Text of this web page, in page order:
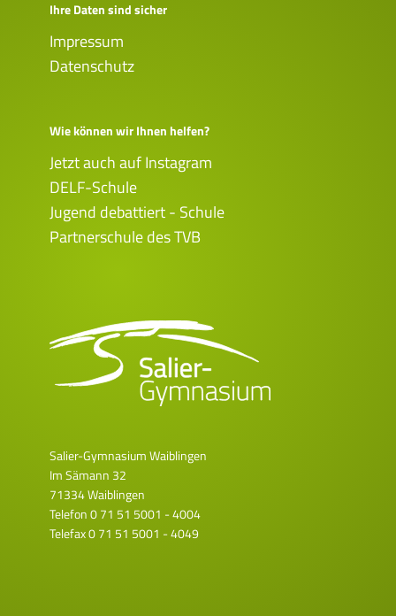
Salier-Gymnasium Waiblingen
Im Sämann 32
71334 Waiblingen
Telefon0 71 51 5001 - 4004
Telefax 0 71 51 5001 - 4049
Ihre Daten sind sicher
Impressum
Datenschutz
Wie können wir Ihnen helfen?
Jetzt auch auf Instagram
DELF-Schule
Jugend debattiert - Schule
Partnerschule des TVB